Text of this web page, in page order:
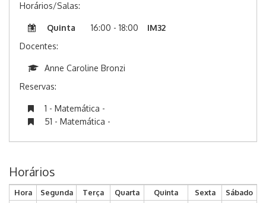
Horários/Salas:
Quinta 16:00 - 18:00
IM32
Docentes:
Anne Caroline Bronzi
Reservas:
1 - Matemática -
51 - Matemática -
Horários
Hora Segunda Terça Quarta Quinta Sexta
Sábado